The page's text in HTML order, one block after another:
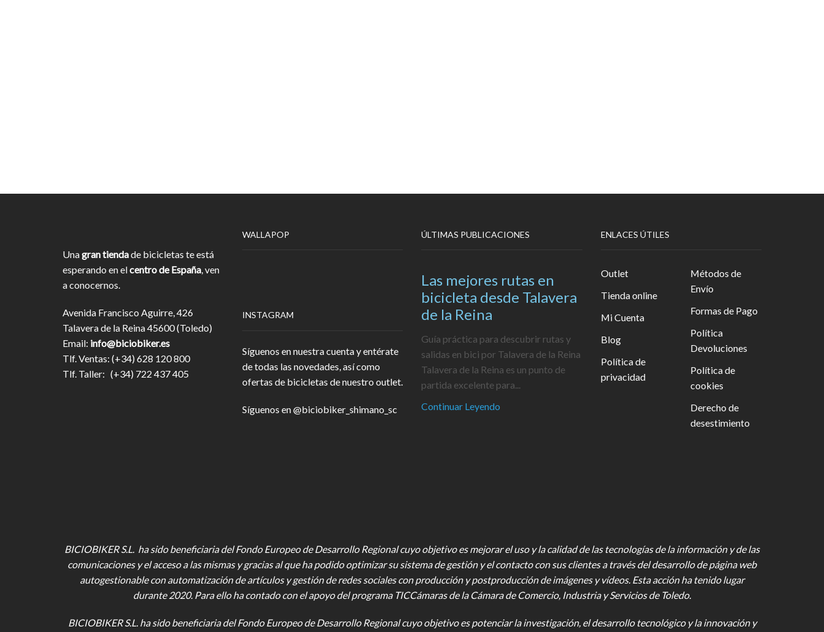
Unagran tiendade bicicletas te está
esperando en elcentro de España, ven
a conocernos.
Avenida Francisco Aguirre, 426
Talavera de la Reina 45600 (Toledo)
Email: info@biciobiker.es
Tlf. Ventas: (+34) 628 120 800
Tlf. Taller: (+34) 722 437 405
WALLAPOP
INSTAGRAM
Síguenos en nuestra cuenta y entérate
de todas las novedades, así como
ofertas de bicicletas de nuestro outlet.
Síguenos en@biciobiker_shimano_sc
ÚLTIMAS PUBLICACIONES
Las mejores rutas en
bicicleta desde Talavera
de la Reina
Guía práctica para descubrir rutas y
salidas en bici por Talavera de la Reina
Talavera de la Reina es un punto de
partida excelente para...
Continuar Leyendo
ENLACES ÚTILES
Outlet
Tienda online
Mi Cuenta
Blog
Política de
privacidad
Métodos de
Envío
Formas de Pago
Política
Devoluciones
Política de
cookies
Derecho de
desestimiento
BICIOBIKER S.L. ha sido beneficiaria del Fondo Europeo de Desarrollo Regional cuyo objetivo es mejorar el uso y la calidad de las tecnologías de la información y de las
comunicaciones y el acceso a las mismas y gracias al que ha podido optimizar su sistema de gestión y el contacto con sus clientes a través del desarrollo de página web
autogestionable con automatización de artículos y gestión de redes sociales con producción y postproducción de imágenes y vídeos. Esta acción ha tenido lugar
durante 2020. Para ello ha contado con el apoyo del programa TICCámaras de la Cámara de Comercio, Industria y Servicios de Toledo.
BICIOBIKER S.L. ha sido beneficiaria del Fondo Europeo de Desarrollo Regional cuyo objetivo es potenciar la investigación, el desarrollo tecnológico y la innovación y